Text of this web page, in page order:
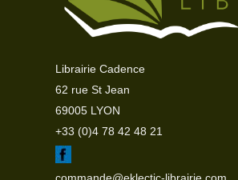
Librairie Cadence
62 rue St Jean
69005 LYON
+33 (0)4 78 42 48 21
commande@eklectic-librairie.com